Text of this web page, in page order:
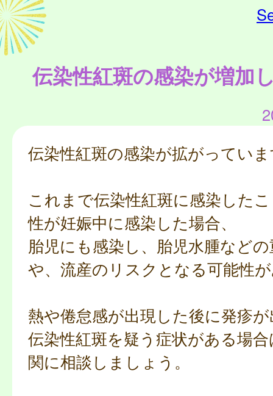
伝染性紅斑の感染が増加
伝染性紅斑の感染が拡がってい
これまで伝染性紅斑に感染した
性が妊娠中に感染した場合、
胎児にも感染し、胎児水腫など
や、流産のリスクとなる可能性
熱や倦怠感が出現した後に発疹
伝染性紅斑を疑う症状がある場
関に相談しましょう。